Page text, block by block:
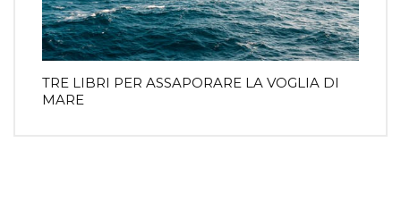
TRE LIBRI PER ASSAPORARE LA VOGLIA DI
MARE